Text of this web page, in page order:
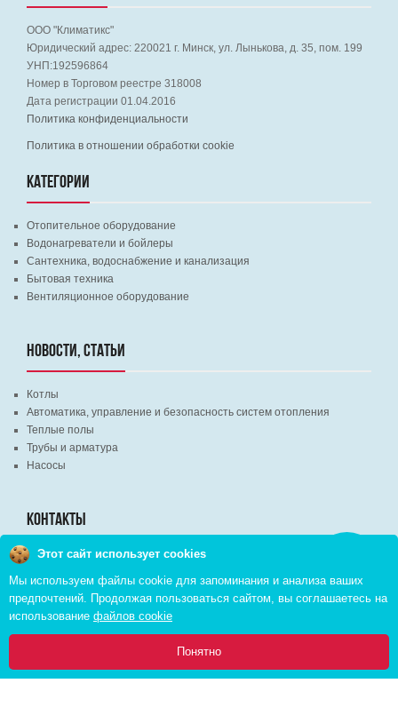
Главная Каталог Инфо Избранное Корзина:
ООО "Климатикс"
Юридический адрес: 220021 г. Минск, ул. Лынькова, д. 35, пом. 199
УНП:192596864
Номер в Торговом реестре 318008
Дата регистрации 01.04.2016
Политика конфиденциальности
Политика в отношении обработки cookie
КАТЕГОРИИ
Отопительное оборудование
Водонагреватели и бойлеры
Сантехника, водоснабжение и канализация
Бытовая техника
Вентиляционное оборудование
НОВОСТИ, СТАТЬИ
Котлы
Автоматика, управление и безопасность систем отопления
Теплые полы
Трубы и арматура
Насосы
КОНТАКТЫ
г. Минск, ВЦ "Экспобел", строительный рынок, павильон № 8c
г. Минск, ул. М. Лынькова, д. 35, пом. 199
+375 (29) 110-46-46 (А1)
+375 (29) 373-90-16 (A1)
Этот сайт использует cookies
Мы используем файлы cookie для запоминания и анализа ваших
предпочтений. Продолжая пользоваться сайтом, вы соглашаетесь на
использование файлов cookie
Понятно